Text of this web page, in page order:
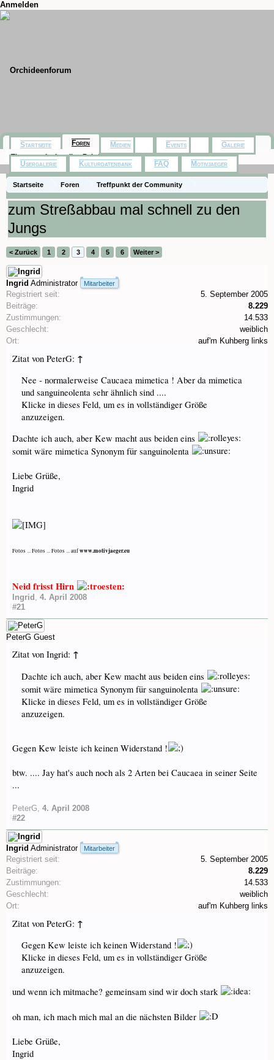
Anmelden
Startseite Foren
Treffpunkt der Community
Orchideenfotos (Naturformen)
zum Streßabbau mal schnell zu den
Jungs
< Zurück 1 2 3 4 5 6 Weiter >
Ingrid Administrator Mitarbeiter
Registriert seit:
5. September 2005
Beiträge:
8.229
Zustimmungen:
14.533
Geschlecht:
weiblich
Ort:
auf'm Kuhberg links
Zitat von PeterG: ↑
Nee - normalerweise Caucaea mimetica ! Aber da mimetica
und sanguineolenta sehr ähnlich sind ....
Klicke in dieses Feld, um es in vollständiger Größe
anzuzeigen.
Dachte ich auch, aber Kew macht aus beiden eins
somit wäre mimetica Synonym für sanguinolenta
Liebe Grüße,
Ingrid
Fotos ... Fotos ... Fotos ... aufwww.motivjaeger.eu
Neid frisst Hirn
Ingrid , 4. April 2008
#21
PeterG Guest
Zitat von Ingrid: ↑
Dachte ich auch, aber Kew macht aus beiden eins
somit wäre mimetica Synonym für sanguinolenta
Klicke in dieses Feld, um es in vollständiger Größe
anzuzeigen.
Gegen Kew leiste ich keinen Widerstand !
btw. .... Jay hat's auch noch als 2 Arten bei Caucaea in seiner Seite
...
PeterG 4. April 2008
#22
Ingrid Administrator Mitarbeiter
Registriert seit:
5. September 2005
Beiträge:
8.229
Zustimmungen:
14.533
Geschlecht:
weiblich
Ort:
auf'm Kuhberg links
Zitat von PeterG: ↑
Gegen Kew leiste ich keinen Widerstand !
Klicke in dieses Feld, um es in vollständiger Größe
anzuzeigen.
und wenn ich mitmache? gemeinsam sind wir doch stark
oh man, ich mach mich mal an die nächsten Bilder
Liebe Grüße,
Ingrid
Startseite Foren
Themen mit aktuellen Beiträgen
Medien Events Galerie
Usergalerie Kulturdatenbank FAQ Motivjaeger